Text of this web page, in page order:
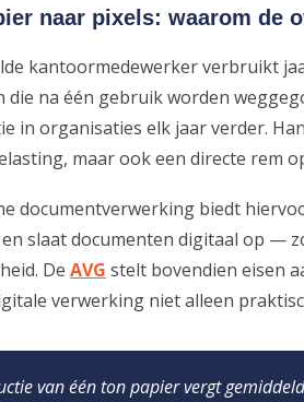
naar pixels: waarom de
kantoormedewerker verbruikt
die na één gebruik worden
in organisaties elk jaar verder.
maar ook een directe rem
documentverwerking biedt
slaat documenten digitaal op —
De AVG stelt bovendien eisen
verwerking niet alleen
van één ton papier vergt